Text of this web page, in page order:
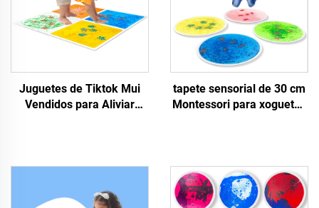
Juguetes de Tiktok Mui
Vendidos para Aliviar
Líquido
tapete sensorial de 30 cm
Montessori para xoguetes
antiresistencia